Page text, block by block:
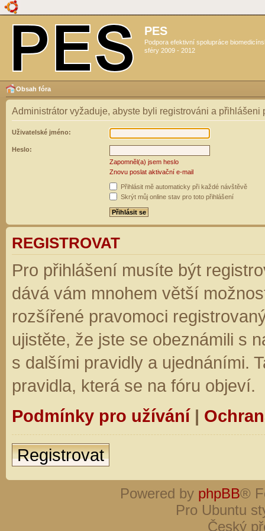
PES
Podpora efektivní spolupráce
sféry 2009 - 2012
Obsah fóra
Administrátor vyžaduje, abyste byli registrováni a přihlášeni
Uživatelské jméno:
Heslo:
Zapomněl(a) jsem heslo
Znovu poslat aktivační e-mail
Přihlásit mě automaticky při každé návštěvě
Skrýt můj online stav pro toto přihlášení
REGISTROVAT
Pro přihlášení musíte být
dává vám mnohem větší
rozšířené pravomoci
ujistěte, že jste se obeznámili s
s dalšími pravidly a ujednáními.
pravidla, která se na fóru objeví.
Podmínky pro užívání|
Registrovat
Powered by phpBB®
Pro Ubuntu
Český